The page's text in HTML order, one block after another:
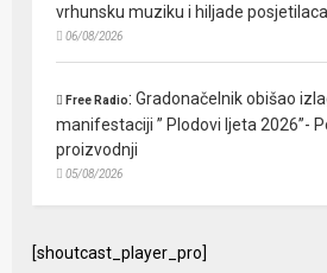
vrhunsku muziku i hiljade posjetilaca
06/08/2026
Free Radio:Gradonačelnik obišao
manifestaciji ” Plodovi ljeta 2026”-
proizvodnji
05/08/2026
[shoutcast_player_pro]